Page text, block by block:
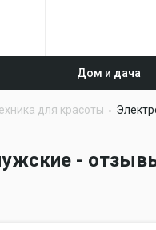
Дом и дача
для красоты
-